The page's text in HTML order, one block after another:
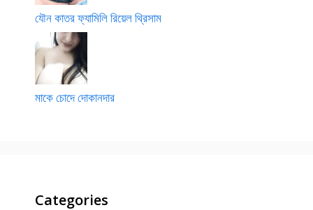
যৌন কাতর ফ্যামিলি রিয়েল থ্রিসাম
মাকে চোদে দোকানদার
Categories